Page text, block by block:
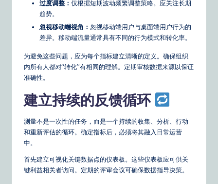
过度调整： 仅根据短期波动频繁调整策略。应关注长期
趋势。
忽视移动端视角： 忽视移动端用户与桌面端用户行为的
差异。移动端流量通常具有不同的行为模式和转化率。
为避免这些问题，应为每个指标建立清晰的定义。确保组织
内所有人都对“转化”有相同的理解。定期审核数据来源以保证
准确性。
建立持续的反馈循环
测量不是一次性的任务，而是一个持续的收集、分析、行动
和重新评估的循环。确定指标后，必须将其融入日常运营
中。
首先建立可视化关键数据点的仪表板。这些仪表板应可供关
键利益相关者访问。定期的评审会议可确保数据指导决策。